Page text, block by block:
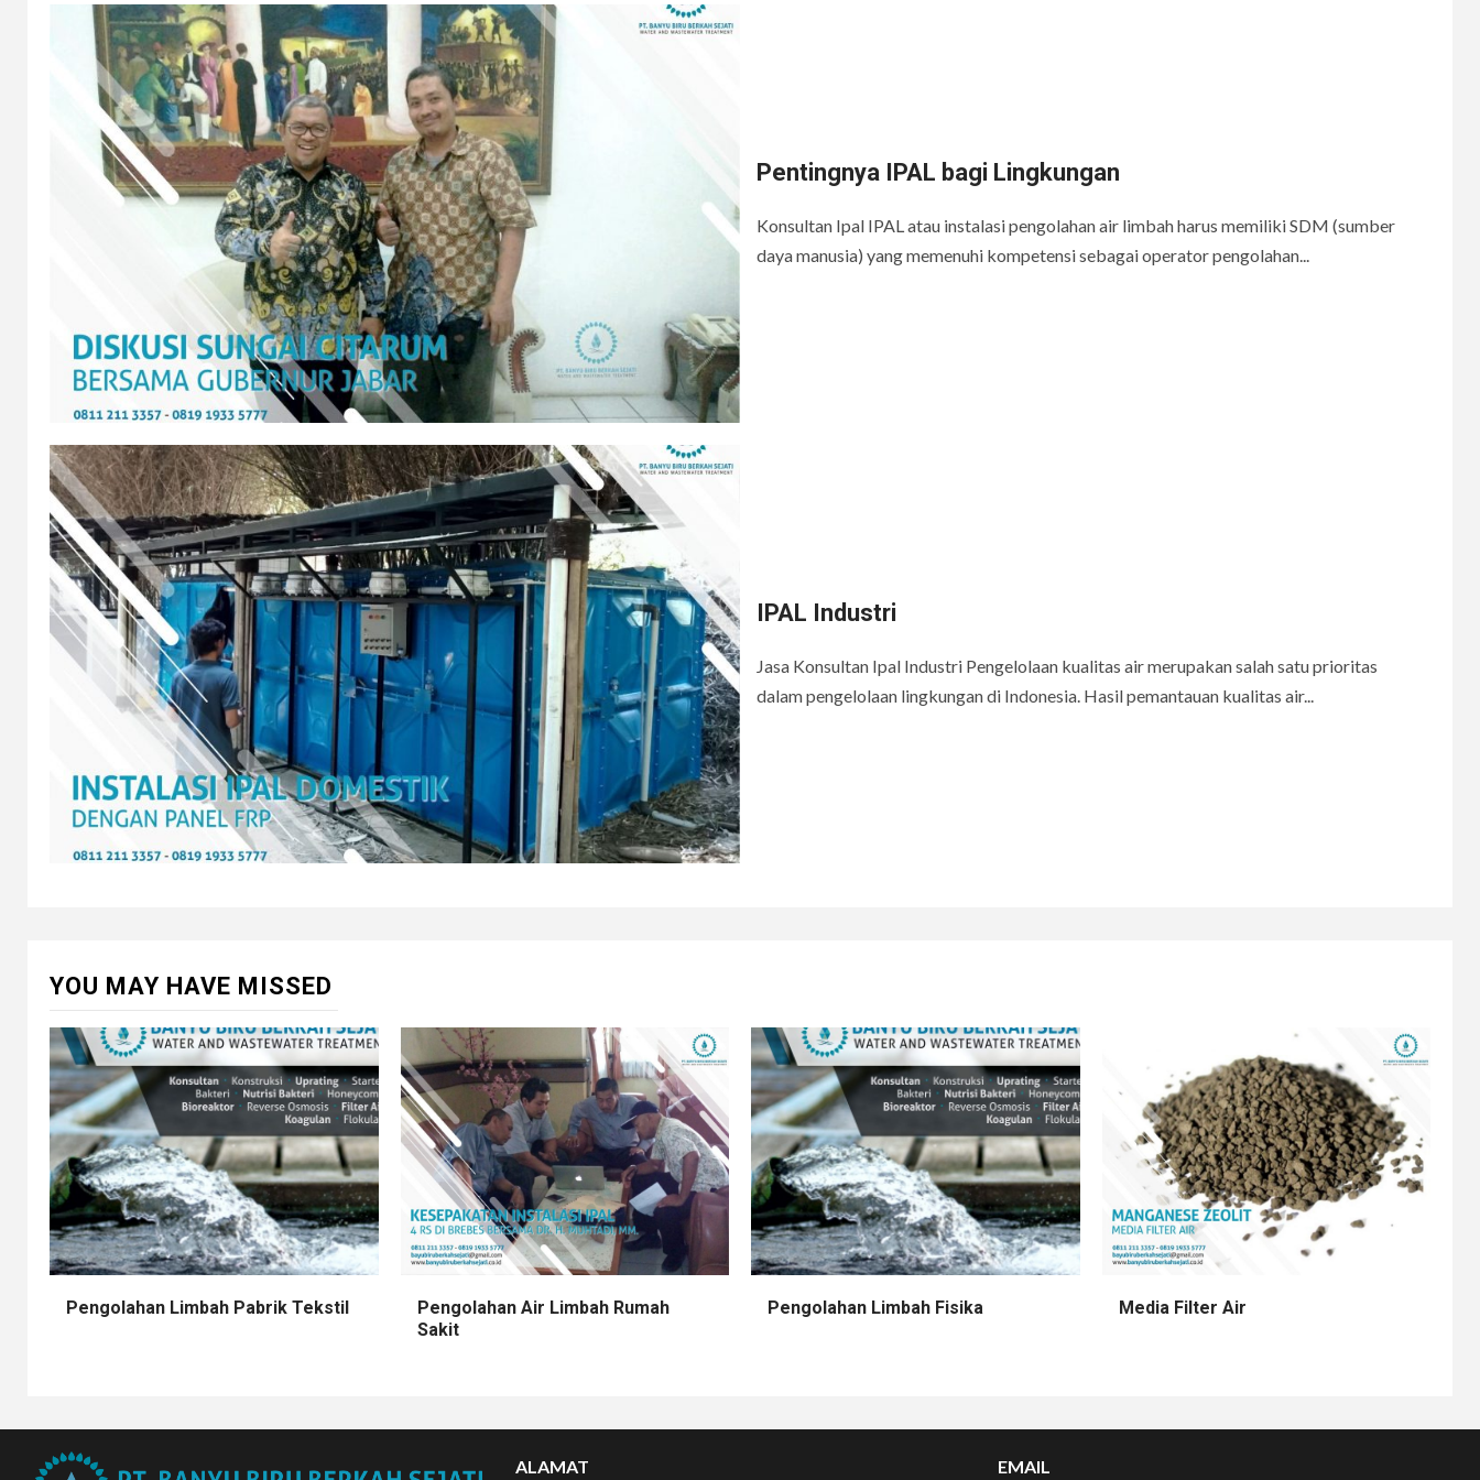
Pentingnya IPAL bagi Lingkungan
Konsultan Ipal IPAL atau instalasi pengolahan air limbah harus memiliki SDM (sumber
daya manusia) yang memenuhi kompetensi sebagai operator pengolahan...
IPAL Industri
Jasa Konsultan Ipal Industri Pengelolaan kualitas air merupakan salah satu prioritas
dalam pengelolaan lingkungan di Indonesia. Hasil pemantauan kualitas air...
YOU MAY HAVE MISSED
Pengolahan Limbah Pabrik Tekstil
Pengolahan Air Limbah Rumah
Sakit
Pengolahan Limbah Fisika Media Filter Air
ALAMAT EMAIL